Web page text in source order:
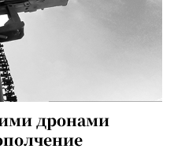
дронами